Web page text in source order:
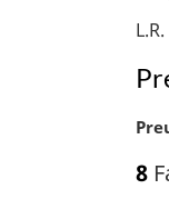
r
i
a
e
N
t
8